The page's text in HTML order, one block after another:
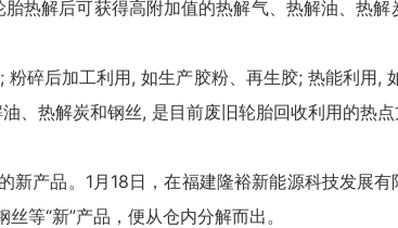
热解后可获得高附加值的热解气、热解油、热
碎后加工利用, 如生产胶粉、再生胶; 热能利用,
、热解炭和钢丝, 是目前废旧轮胎回收利用的热
产品。1月18日，在福建隆裕新能源科技发展
等“新”产品，便从仓内分解而出。